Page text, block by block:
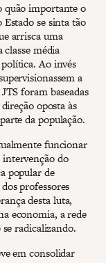
quão importante o
se sinta tão
arrisca uma
classe média
Ao invés
a
foram baseadas
oposta às
da população.
funcionar
do
popular de
professores
desta luta,
economia, a rede
radicalizando.
em consolidar